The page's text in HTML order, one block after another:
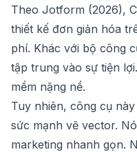
Theo Jotform (2026),
thiết kế đơn giản hóa
phí. Khác với bộ công
tập trung vào sự tiện
mềm nặng nề.
Tuy nhiên, công cụ
sức mạnh vẽ vector.
marketing nhanh gọn.